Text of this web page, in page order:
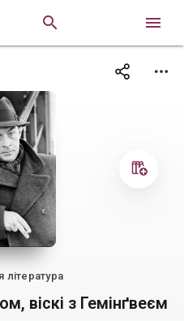
 
віскі з Гемінґвеєм